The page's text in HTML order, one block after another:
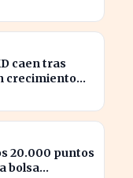
caen tras
crecimiento
20.000 puntos
bolsa